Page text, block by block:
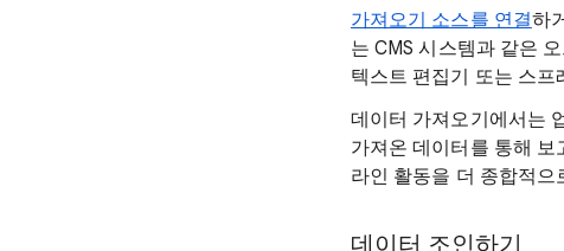
가져오기 소스를 연결하
는 CMS 시스템과 같은
텍스트 편집기 또는 스
데이터 가져오기에서는
가져온 데이터를 통해
라인 활동을 더 종합적으
데이터 조인하기